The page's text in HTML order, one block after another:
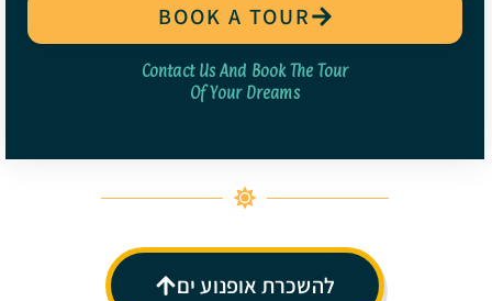
BOOK A TOUR
Contact Us And Book The Tour
Of Your Dreams
להשכרת אופנוע ים